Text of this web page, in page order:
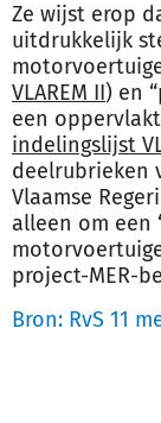
Ze wijst erop
uitdrukkelijk
VLAREM II) en
een
indelingslijst
deelrubrieken
Vlaamse
alleen om een
project-MER-
Bron: RvS 11